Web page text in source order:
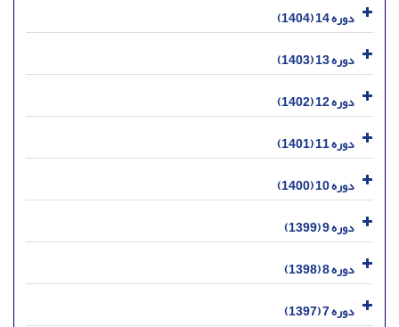
دوره 14 (1404)
دوره 13 (1403)
دوره 12 (1402)
دوره 11 (1401)
دوره 10 (1400)
دوره 9 (1399)
دوره 8 (1398)
دوره 7 (1397)